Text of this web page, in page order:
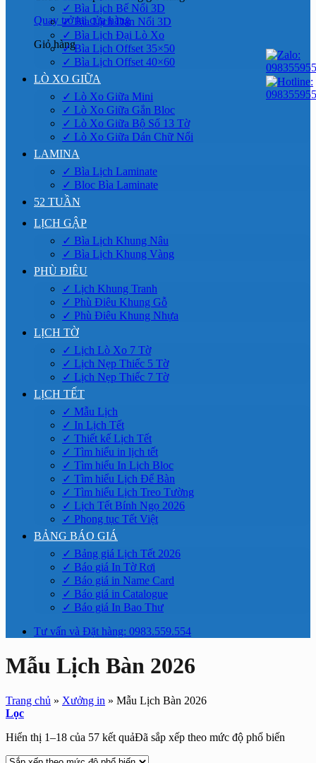
Quay trở lại cửa hàng
Giỏ hàng
✓ Bìa Lịch Bế Nổi 3D
✓ Bìa Lịch Dán Nổi 3D
✓ Bìa Lịch Đại Lò Xo
✓ Bìa Lịch Offset 35×50
✓ Bìa Lịch Offset 40×60
LÒ XO GIỮA
✓ Lò Xo Giữa Mini
✓ Lò Xo Giữa Gắn Bloc
✓ Lò Xo Giữa Bộ Số 13 Tờ
✓ Lò Xo Giữa Dán Chữ Nổi
LAMINA
✓ Bìa Lịch Laminate
✓ Bloc Bìa Laminate
52 TUẦN
LỊCH GẬP
✓ Bìa Lịch Khung Nâu
✓ Bìa Lịch Khung Vàng
PHÙ ĐIÊU
✓ Lịch Khung Tranh
✓ Phù Điêu Khung Gỗ
✓ Phù Điêu Khung Nhựa
LỊCH TỜ
✓ Lịch Lò Xo 7 Tờ
✓ Lịch Nẹp Thiếc 5 Tờ
✓ Lịch Nẹp Thiếc 7 Tờ
LỊCH TẾT
✓ Mẫu Lịch
✓ In Lịch Tết
✓ Thiết kế Lịch Tết
✓ Tìm hiểu in lịch tết
✓ Tìm hiểu In Lịch Bloc
✓ Tìm hiểu Lịch Để Bàn
✓ Tìm hiểu Lịch Treo Tường
✓ Lịch Tết Bính Ngọ 2026
✓ Phong tục Tết Việt
BẢNG BÁO GIÁ
✓ Bảng giá Lịch Tết 2026
✓ Báo giá In Tờ Rơi
✓ Báo giá in Name Card
✓ Báo giá in Catalogue
✓ Báo giá In Bao Thư
Tư vấn và Đặt hàng: 0983.559.554
Mẫu Lịch Bàn 2026
Trang chủ » Xưởng in » Mẫu Lịch Bàn 2026
Lọc
Hiển thị 1–18 của 57 kết quảĐã sắp xếp theo mức độ phổ biến